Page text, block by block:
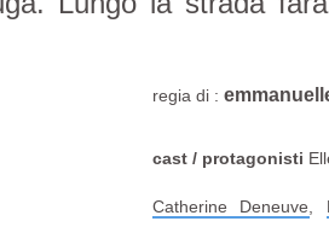
regia di :
cast / protagonisti
Catherine Deneuve